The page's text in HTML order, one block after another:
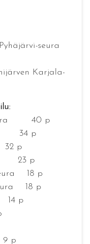
seura
Karjala-
40 p
34 p
p
23 p
18 p
18 p
14 p
p